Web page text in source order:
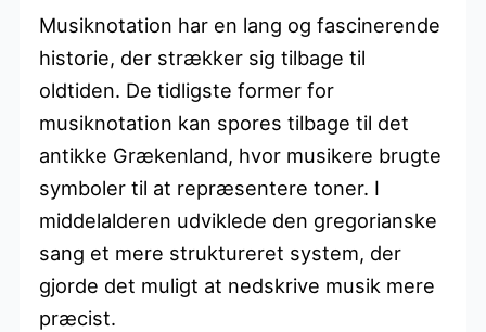
Musiknotation har en lang og fascinerende
historie, der strækker sig tilbage til
oldtiden. De tidligste former for
musiknotation kan spores tilbage til det
antikke Grækenland, hvor musikere brugte
symboler til at repræsentere toner. I
middelalderen udviklede den gregorianske
sang et mere struktureret system, der
gjorde det muligt at nedskrive musik mere
præcist.